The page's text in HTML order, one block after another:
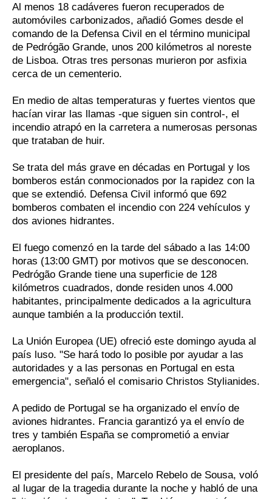
Al menos 18 cadáveres fueron recuperados de
automóviles carbonizados, añadió Gomes desde el
comando de la Defensa Civil en el término municipal
de Pedrógão Grande, unos 200 kilómetros al noreste
de Lisboa. Otras tres personas murieron por asfixia
cerca de un cementerio.
En medio de altas temperaturas y fuertes vientos que
hacían virar las llamas -que siguen sin control-, el
incendio atrapó en la carretera a numerosas personas
que trataban de huir.
Se trata del más grave en décadas en Portugal y los
bomberos están conmocionados por la rapidez con la
que se extendió. Defensa Civil informó que 692
bomberos combaten el incendio con 224 vehículos y
dos aviones hidrantes.
El fuego comenzó en la tarde del sábado a las 14:00
horas (13:00 GMT) por motivos que se desconocen.
Pedrógão Grande tiene una superficie de 128
kilómetros cuadrados, donde residen unos 4.000
habitantes, principalmente dedicados a la agricultura
aunque también a la producción textil.
La Unión Europea (UE) ofreció este domingo ayuda al
país luso. "Se hará todo lo posible por ayudar a las
autoridades y a las personas en Portugal en esta
emergencia", señaló el comisario Christos Stylianides.
A pedido de Portugal se ha organizado el envío de
aviones hidrantes. Francia garantizó ya el envío de
tres y también España se comprometió a enviar
aeroplanos.
El presidente del país, Marcelo Rebelo de Sousa, voló
al lugar de la tragedia durante la noche y habló de una